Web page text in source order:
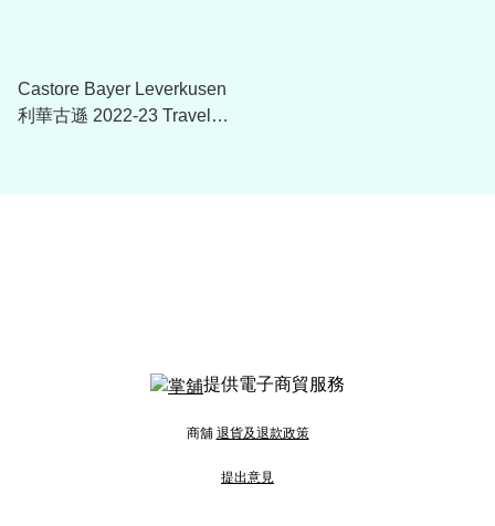
Castore Bayer Leverkusen
利華古遜 2022-23 Travel
提供電子商貿服務
商舖 退貨及退款政策
提出意見